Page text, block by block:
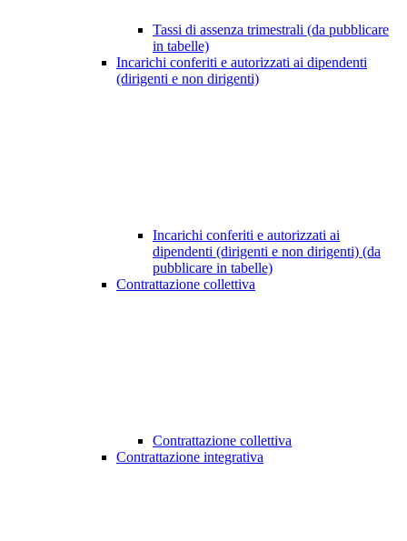
Tassi di assenza trimestrali (da pubblicare
in tabelle)
Incarichi conferiti e autorizzati ai dipendenti
(dirigenti e non dirigenti)
Incarichi conferiti e autorizzati ai
dipendenti (dirigenti e non dirigenti) (da
pubblicare in tabelle)
Contrattazione collettiva
Contrattazione collettiva
Contrattazione integrativa